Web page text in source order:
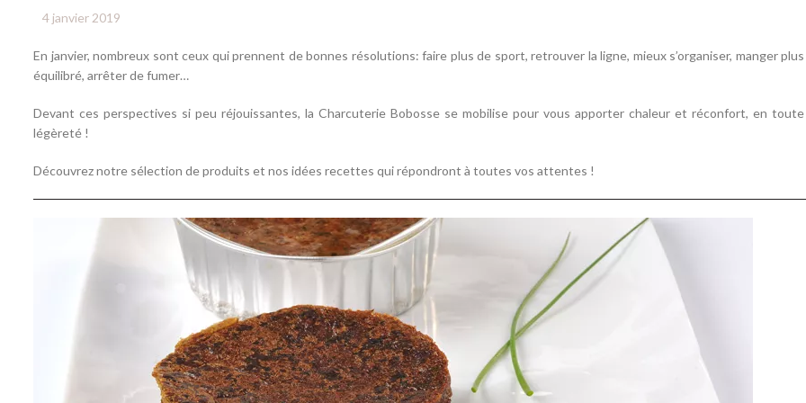
4 janvier 2019
En janvier, nombreux sont ceux qui prennent de bonnes résolutions: faire plus de sport, retrouver la ligne, mieux s’organiser, manger plus
équilibré, arrêter de fumer…
Devant ces perspectives si peu réjouissantes, la Charcuterie Bobosse se mobilise pour vous apporter chaleur et réconfort, en toute
légèreté !
Découvrez notre sélection de produits et nos idées recettes qui répondront à toutes vos attentes !
La chasse aux offres de Pâques
La chasse aux offres de Pâques fait son
Bobosse ! À l’approche de Pâques la Maison
innove et invite ses clients à participer